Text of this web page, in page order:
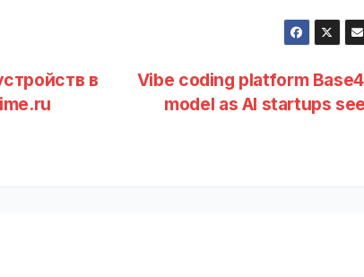
Vibe coding platform
model as AI startups
в